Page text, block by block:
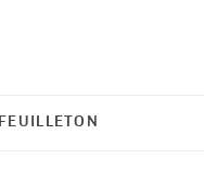
FEUILLETON